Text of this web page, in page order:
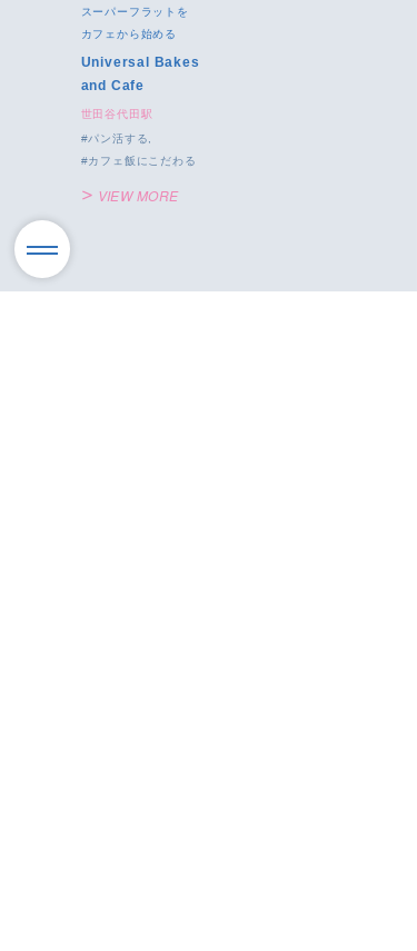
スーパーフラットを
カフェから始める
Universal Bakes
and Cafe
世田谷代田駅
パン活する
カフェ飯にこだわる
VIEW MORE